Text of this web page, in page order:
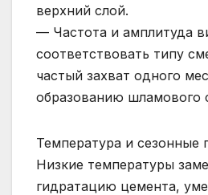
верхний слой.
— Частота и амплитуда
соответствовать типу
частый захват одного
образованию шламового
Температура и сезонные
Низкие температуры
гидратацию цемента,